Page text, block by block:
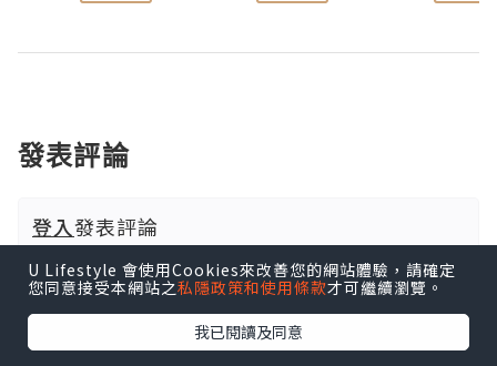
發表評論
登入發表評論
U Lifestyle 會使用Cookies來改善您的網站體驗，請確定
您同意接受本網站之私隱政策和使用條款才可繼續瀏覽。
我已閱讀及同意